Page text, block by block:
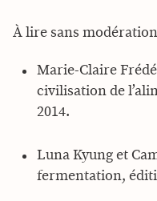
À lire sans
Marie-Claire
civilisation de
2014.
Luna Kyung et
fermentation,